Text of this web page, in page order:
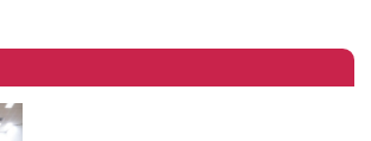
e
I
l
L
n
P
e
t